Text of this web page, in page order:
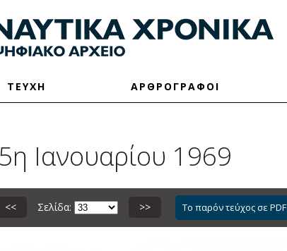
ΤΕΥΧΗ ΑΡΘΡΟΓΡΑΦΟΙ
Ιανουαρίου 1969
<< Σελίδα: >> Το παρόν τεύχος σε PDF